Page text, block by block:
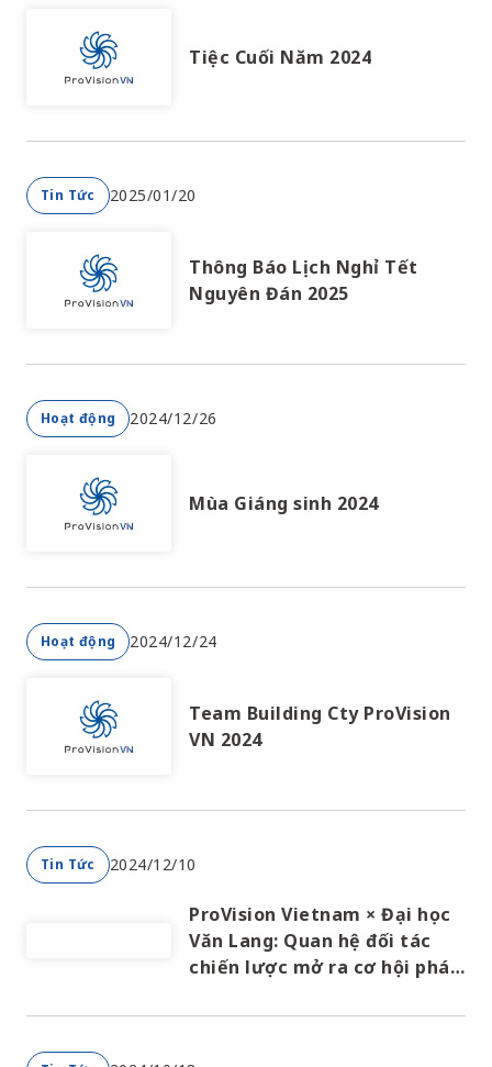
Tiệc Cuối Năm 2024
Tin Tức 2025/01/20
Thông Báo Lịch Nghỉ Tết
Nguyên Đán 2025
Hoạt động 2024/12/26
Mùa Giáng sinh 2024
Hoạt động 2024/12/24
Team Building Cty ProVision
VN 2024
Tin Tức 2024/12/10
ProVision Vietnam × Đại học
Văn Lang: Quan hệ đối tác
chiến lược mở ra cơ hội phát